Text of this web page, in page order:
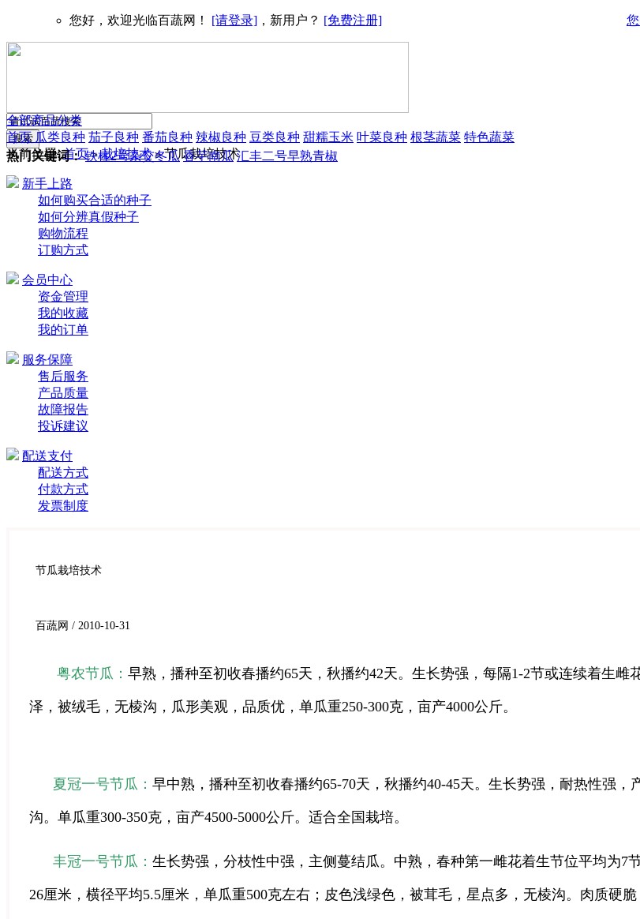
您好，欢迎光临百蔬网！ [请登录] ，新用户？ [免费注册]
热门关键词： 铁柱2号杂交冬瓜 香芋南瓜 汇丰二号早熟青椒
全部商品分类
首页 瓜类良种 茄子良种 番茄良种 辣椒良种 豆类良种 甜糯玉米 叶菜良种 根茎蔬菜 特色蔬菜
当前位置:首页 > 栽培技术 >节瓜栽培技术
新手上路
如何购买合适的种子
如何分辨真假种子
购物流程
订购方式
会员中心
资金管理
我的收藏
我的订单
服务保障
售后服务
产品质量
故障报告
投诉建议
配送支付
配送方式
付款方式
发票制度
节瓜栽培技术
百蔬网 / 2010-10-31
粤农节瓜： 早熟，播种至初收春播约65天，秋播约42天。生长势强，每隔1-2节或连续着生
泽，被绒毛，无棱沟，瓜形美观，品质优，单瓜重250-300克，亩产4000公斤。
夏冠一号节瓜： 早中熟，播种至初收春播约65-70天，秋播约40-45天。生长势强，耐热性强
沟。单瓜重300-350克，亩产4500-5000公斤。适合全国栽培。
丰冠一号节瓜： 生长势强，分枝性中强，主侧蔓结瓜。中熟，春种第一雌花着生节位平均为7
26厘米，横径平均5.5厘米，单瓜重500克左右；皮色浅绿色，被茸毛，星点多，无棱沟。肉质硬脆